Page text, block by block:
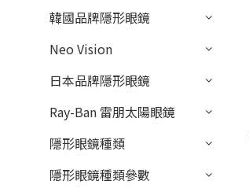
韓國品牌隱形眼鏡
Neo Vision
日本品牌隱形眼鏡
Ray-Ban 雷朋太陽眼鏡
隱形眼鏡種類
隱形眼鏡種類參數